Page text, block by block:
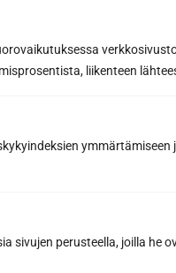
liikenteen
ymmärtämiseen
perusteella, joilla he